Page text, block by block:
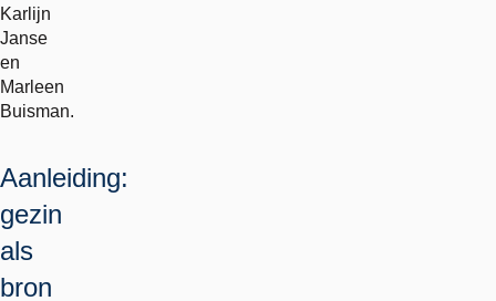
Karlijn
Janse
en
Marleen
Buisman.
Aanleiding:
gezin
als
bron